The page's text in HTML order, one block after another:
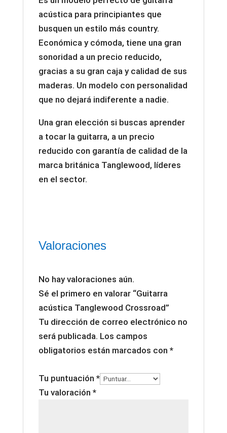
acústica para principiantes que
busquen un estilo más country.
Económica y cómoda, tiene una gran
sonoridad a un precio reducido,
gracias a su gran caja y calidad de sus
maderas. Un modelo con personalidad
que no dejará indiferente a nadie.
Una gran elección si buscas aprender
a tocar la guitarra, a un precio
reducido con garantía de calidad de la
marca británica Tanglewood, líderes
en el sector.
Valoraciones
No hay valoraciones aún.
Sé el primero en valorar “Guitarra
acústica Tanglewood Crossroad”
Tu dirección de correo electrónico no
será publicada. Los campos
obligatorios están marcados con *
Tu puntuación *
Tu valoración *